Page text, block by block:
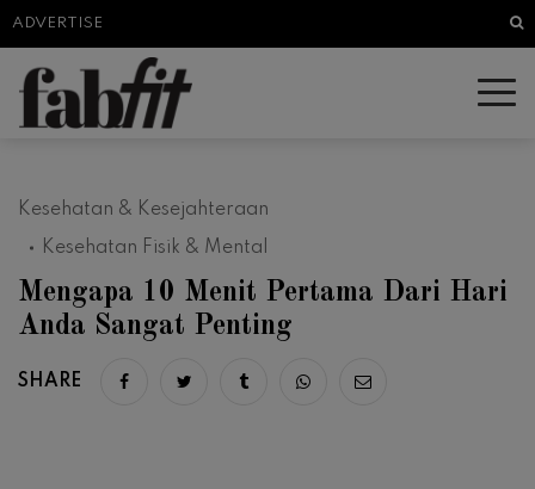
ADVERTISE
Kesehatan & Kesejahteraan
Kesehatan Fisik & Mental
Mengapa 10 Menit Pertama Dari Hari
Anda Sangat Penting
SHARE Share on facebook
Share on twitter
Share on tumblr
Share via whatsapp
Share via email